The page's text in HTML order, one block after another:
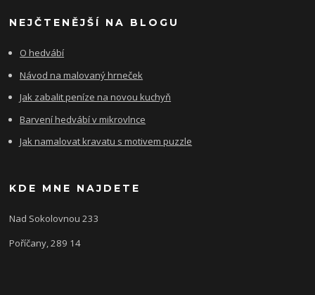
NEJČTENĚJŠÍ NA BLOGU
O hedvábí
Návod na malovaný hrneček
Jak zabalit peníze na novou kuchyň
Barvení hedvábí v mikrovlnce
Jak namalovat kravatu s motivem puzzle
KDE MNE NAJDETE
Nad Sokolovnou 233
Poříčany, 289 14